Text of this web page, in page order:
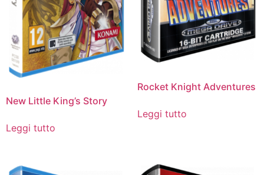
New Little King’s Story
Leggi tutto
Rocket Knight Adventures
Leggi tutto